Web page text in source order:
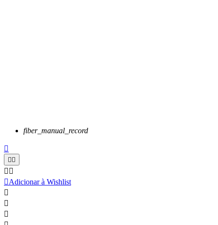
fiber_manual_record

 
 
Adicionar à Wishlist


